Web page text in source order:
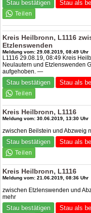
Stau bestätigen Stau als
Kreis Heilbronn, L1116
Etzlenswenden
Meldung vom: 29.08.2019, 08:49 Uhr
L1116 29.08.19, 08:49 Kreis
Neulautern und Etzlenswenden
aufgehoben. —
Stau bestätigen Stau als
Kreis Heilbronn, L1116
Meldung vom: 30.06.2019, 13:30 Uhr
zwischen Beilstein und Abzweig
Stau bestätigen Stau als
Kreis Heilbronn, L1116
Meldung vom: 21.06.2019, 08:36 Uhr
zwischen Etzlenswenden und
mehr
Stau bestätigen Stau als